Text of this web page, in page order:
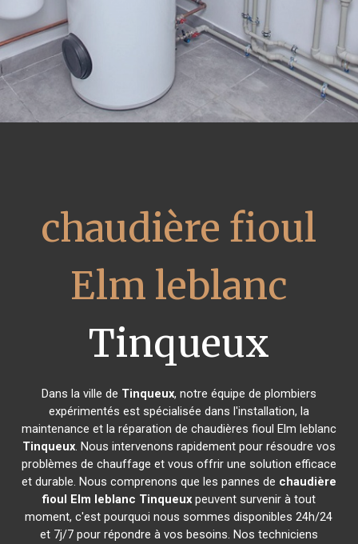
chaudière fioul
Elm leblanc
Tinqueux
Dans la ville de Tinqueux, notre équipe de plombiers
expérimentés est spécialisée dans l'installation, la
maintenance et la réparation de chaudières fioul Elm leblanc
Tinqueux. Nous intervenons rapidement pour résoudre vos
problèmes de chauffage et vous offrir une solution efficace
et durable. Nous comprenons que les pannes de chaudière
fioul Elm leblanc Tinqueuxpeuvent survenir à tout
moment, c'est pourquoi nous sommes disponibles 24h/24
et 7j/7 pour répondre à vos besoins. Nos techniciens